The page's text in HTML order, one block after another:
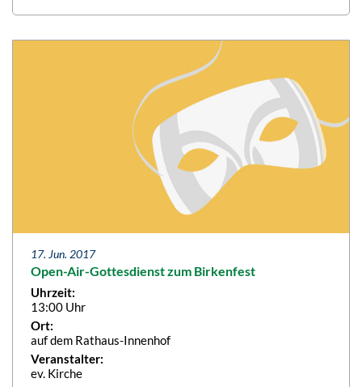
17. Jun. 2017
Open-Air-Gottesdienst zum Birkenfest
Uhrzeit:
13:00 Uhr
Ort:
auf dem Rathaus-Innenhof
Veranstalter:
ev. Kirche